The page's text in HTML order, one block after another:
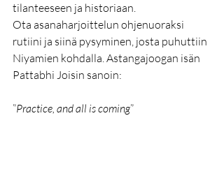
tilanteeseen ja historiaan.
Ota asanaharjoittelun ohjenuoraksi
rutiini ja siinä pysyminen, josta puhuttiin
Niyamien kohdalla. Astangajoogan isän
Pattabhi Joisin sanoin:
”Practice, and all is coming”